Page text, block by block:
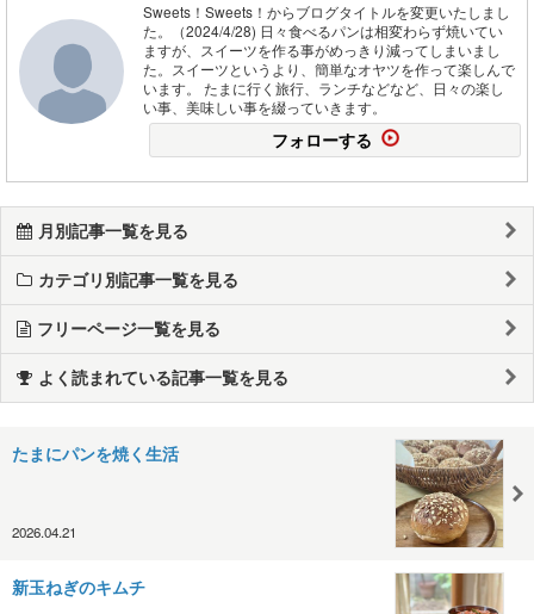
Sweets！Sweets！からブログタイトルを変更いたしまし
た。（2024/4/28) 日々食べるパンは相変わらず焼いてい
ますが、スイーツを作る事がめっきり減ってしまいまし
た。スイーツというより、簡単なオヤツを作って楽しんで
います。 たまに行く旅行、ランチなどなど、日々の楽し
い事、美味しい事を綴っていきます。
フォローする
月別記事一覧を見る
カテゴリ別記事一覧を見る
フリーページ一覧を見る
よく読まれている記事一覧を見る
たまにパンを焼く生活
2026.04.21
新玉ねぎのキムチ